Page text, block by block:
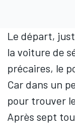
Le départ,
la voiture de
précaires, le
Car dans un
pour trouver
Après sept